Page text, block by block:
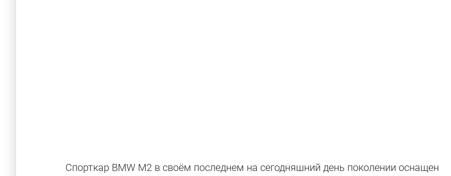
Спорткар BMW M2 в своём последнем на сегодняшний день поколении оснащен